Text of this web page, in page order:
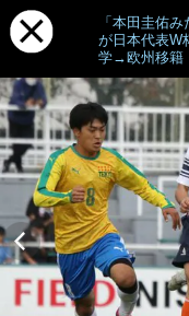
「本田圭佑
が日本代表W
学→欧州移籍